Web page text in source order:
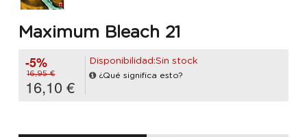
Maximum Bleach 21
-5%
16,95 €
16,10 €
Disponibilidad:Sin stock
¿Qué significa esto?